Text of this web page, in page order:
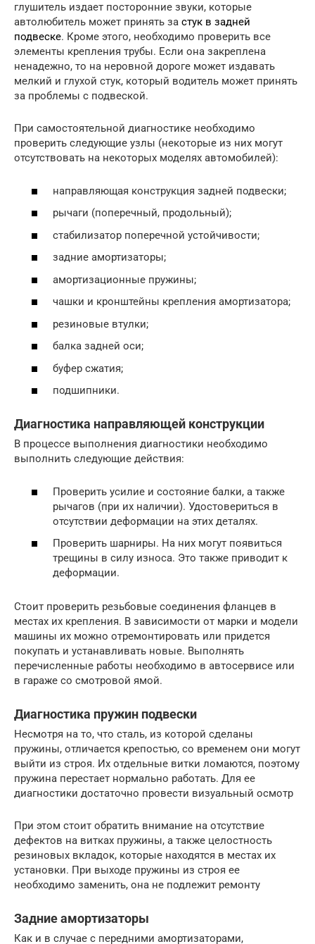
глушитель издает посторонние звуки, которые
автолюбитель может принять за стук в задней
подвеске. Кроме этого, необходимо проверить все
элементы крепления трубы. Если она закреплена
ненадежно, то на неровной дороге может издавать
мелкий и глухой стук, который водитель может принять
за проблемы с подвеской.
При самостоятельной диагностике необходимо
проверить следующие узлы (некоторые из них могут
отсутствовать на некоторых моделях автомобилей):
направляющая конструкция задней подвески;
рычаги (поперечный, продольный);
стабилизатор поперечной устойчивости;
задние амортизаторы;
амортизационные пружины;
чашки и кронштейны крепления амортизатора;
резиновые втулки;
балка задней оси;
буфер сжатия;
подшипники.
Диагностика направляющей конструкции
В процессе выполнения диагностики необходимо
выполнить следующие действия:
Проверить усилие и состояние балки, а также
рычагов (при их наличии). Удостовериться в
отсутствии деформации на этих деталях.
Проверить шарниры. На них могут появиться
трещины в силу износа. Это также приводит к
деформации.
Стоит проверить резьбовые соединения фланцев в
местах их крепления. В зависимости от марки и модели
машины их можно отремонтировать или придется
покупать и устанавливать новые. Выполнять
перечисленные работы необходимо в автосервисе или
в гараже со смотровой ямой.
Диагностика пружин подвески
Несмотря на то, что сталь, из которой сделаны
пружины, отличается крепостью, со временем они могут
выйти из строя. Их отдельные витки ломаются, поэтому
пружина перестает нормально работать. Для ее
диагностики достаточно провести визуальный осмотр
При этом стоит обратить внимание на отсутствие
дефектов на витках пружины, а также целостность
резиновых вкладок, которые находятся в местах их
установки. При выходе пружины из строя ее
необходимо заменить, она не подлежит ремонту
Задние амортизаторы
Как и в случае с передними амортизаторами,